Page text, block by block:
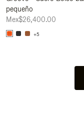
pequeño
Mex$26,400.00
+5